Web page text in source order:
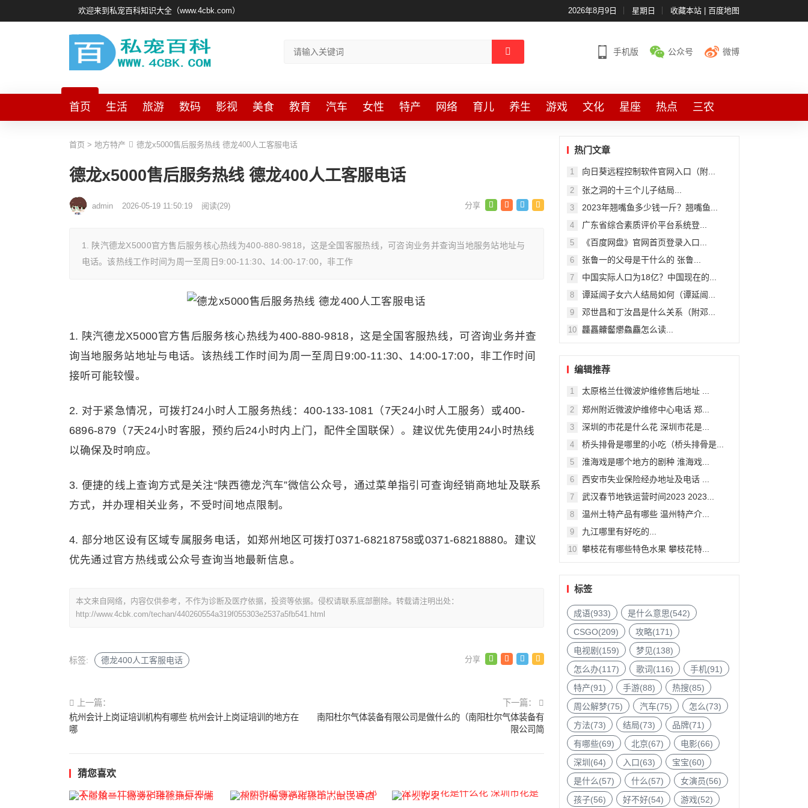
欢迎来到私宠百科知识大全（www.4cbk.com） 2026年8月9日 星期日 收藏本站| 百度地图
手机版 公众号 微博
首页 生活 旅游 数码 影视 美食 教育 汽车 女性 特产 网络 育儿 养生 游戏 文化 星座 热点 三农
首页 > 地方特产 德龙x5000售后服务热线 德龙400人工客服电话
德龙x5000售后服务热线 德龙400人工客服电话
admin 2026-05-19 11:50:19 阅读(29)
1. 陕汽德龙X5000官方售后服务核心热线为400-880-9818，这是全国客服热线，可咨询业务并查询当地服务站地址与
电话。该热线工作时间为周一至周日9:00-11:30、14:00-17:00，非工作
1. 陕汽德龙X5000官方售后服务核心热线为400-880-9818，这是全国客服热线，可咨询业务并查
询当地服务站地址与电话。该热线工作时间为周一至周日9:00-11:30、14:00-17:00，非工作时间
接听可能较慢。
2. 对于紧急情况，可拨打24小时人工服务热线：400-133-1081（7天24小时人工服务）或400-
6896-879（7天24小时客服，预约后24小时内上门，配件全国联保）。建议优先使用24小时热线
以确保及时响应。
3. 便捷的线上查询方式是关注“陕西德龙汽车”微信公众号，通过菜单指引可查询经销商地址及联系
方式，并办理相关业务，不受时间地点限制。
4. 部分地区设有区域专属服务电话，如郑州地区可拨打0371-68218758或0371-68218880。建议
优先通过官方热线或公众号查询当地最新信息。
本文来自网络，内容仅供参考，不作为诊断及医疗依据，投资等依据。侵权请联系底部删除。转载请注明出处：
http://www.4cbk.com/techan/440260554a319f055303e2537a5fb541.html
标签: 德龙400人工客服电话
上一篇：
杭州会计上岗证培训机构有哪些 杭州会计上岗证培训的地方在
哪
下一篇：
南阳杜尔气体装备有限公司是做什么的（南阳杜尔气体装备有
限公司简
猜您喜欢
热门文章
1 向日葵远程控制软件官网入口（附...
2 张之洞的十三个儿子结局...
3 2023年翘嘴鱼多少钱一斤？翘嘴鱼...
4 广东省综合素质评价平台系统登...
5 《百度网盘》官网首页登录入口...
6 张鲁一的父母是干什么的 张鲁...
7 中国实际人口为18亿？中国现在的...
8 谭延闿子女六人结局如何（谭延闿...
9 邓世昌和丁汝昌是什么关系（附邓...
10 龘靐齉齾爩鱻麤怎么读...
编辑推荐
1 太原格兰仕微波炉维修售后地址 ...
2 郑州附近微波炉维修中心电话 郑...
3 深圳的市花是什么花 深圳市花是...
4 桥头排骨是哪里的小吃（桥头排骨是...
5 淮海戏是哪个地方的剧种 淮海戏...
6 西安市失业保险经办地址及电话 ...
7 武汉春节地铁运营时间2023 2023...
8 温州土特产品有哪些 温州特产介...
9 九江哪里有好吃的...
10 攀枝花有哪些特色水果 攀枝花特...
标签
成语(933)
是什么意思(542)
CSGO(209)
攻略(171)
电视剧(159)
梦见(138)
怎么办(117)
歌词(116)
手机(91)
特产(91)
手游(88)
热搜(85)
周公解梦(75)
汽车(75)
怎么(73)
方法(73)
结局(73)
品牌(71)
有哪些(69)
北京(67)
电影(66)
深圳(64)
入口(63)
宝宝(60)
是什么(57)
什么(57)
女演员(56)
孩子(56)
好不好(54) 游戏(52)